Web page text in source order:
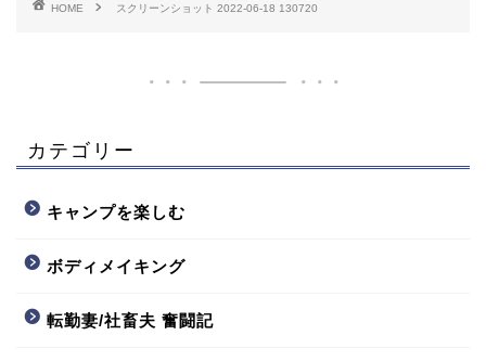
HOME スクリーンショット 2022-06-18 130720
カテゴリー
キャンプを楽しむ
ボディメイキング
転勤妻/社畜夫 奮闘記